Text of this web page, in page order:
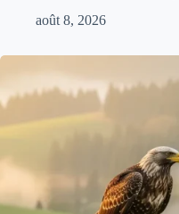
août 8, 2026